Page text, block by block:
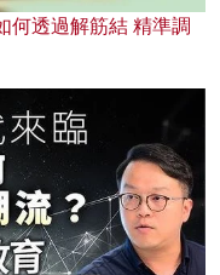
何透過解筋結 精準調